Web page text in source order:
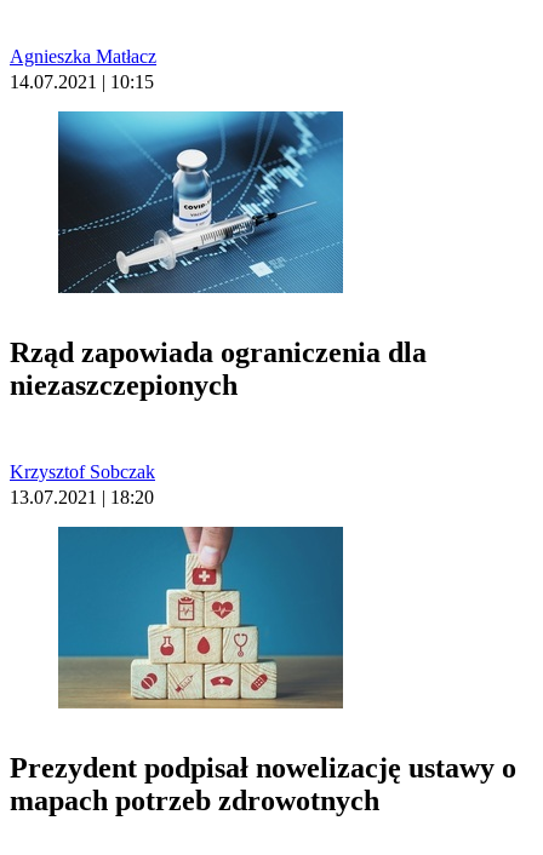
Agnieszka Matłacz
14.07.2021 | 10:15
Rząd zapowiada ograniczenia dla
niezaszczepionych
Krzysztof Sobczak
13.07.2021 | 18:20
Prezydent podpisał nowelizację ustawy o
mapach potrzeb zdrowotnych